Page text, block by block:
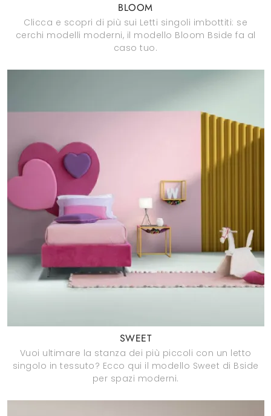
BLOOM
Clicca e scopri di più sui Letti singoli imbottiti: se
cerchi modelli moderni, il modello Bloom Bside fa al
caso tuo.
SWEET
Vuoi ultimare la stanza dei più piccoli con un letto
singolo in tessuto? Ecco qui il modello Sweet di Bside
per spazi moderni.